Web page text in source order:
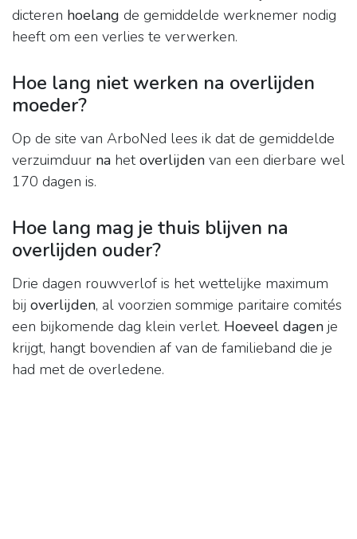
dicteren hoelang de gemiddelde werknemer nodig
heeft om een verlies te verwerken.
Hoe lang niet werken na overlijden
moeder?
Op de site van ArboNed lees ik dat de gemiddelde
verzuimduur na hetoverlijden van een dierbare wel
170 dagen is.
Hoe lang mag je thuis blijven na
overlijden ouder?
Drie dagen rouwverlof is het wettelijke maximum
bij overlijden, al voorzien sommige paritaire comités
een bijkomende dag klein verlet. Hoeveel dagen je
krijgt, hangt bovendien af van de familieband die je
had met de overledene.